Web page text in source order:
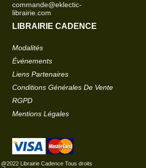
commande@eklectic-
librairie.com
LIBRAIRIE CADENCE
Modalités
Événements
Liens Partenaires
Conditions Générales De Vente
RGPD
Mentions Légales
@2022 Librairie Cadence Tous droits